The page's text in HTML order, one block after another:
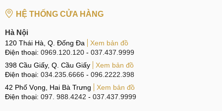
HỆ THỐNG CỬA HÀNG
Hà Nội
120 Thái Hà, Q. Đống Đa
Xem bản đồ
Điện thoại: 0969.120.120 - 037.437.9999
398 Cầu Giấy, Q. Cầu Giấy
Xem bản đồ
Điện thoại: 034.235.6666 - 096.2222.398
42 Phố Vọng, Hai Bà Trưng
Xem bản đồ
Điện thoại: 097. 988.4242 - 037.437.9999